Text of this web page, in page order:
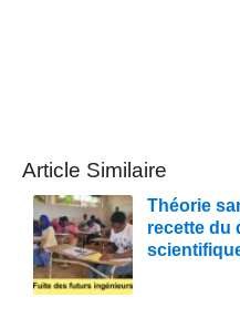
Article Similaire
Théorie
recette du